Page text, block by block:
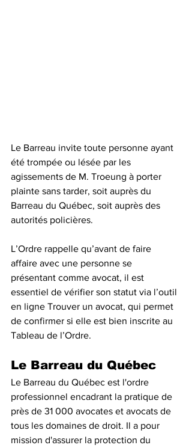
Le Barreau invite toute personne ayant
été trompée ou lésée par les
agissements de M. Troeung à porter
plainte sans tarder, soit auprès du
Barreau du Québec, soit auprès des
autorités policières.
L’Ordre rappelle qu’avant de faire
affaire avec une personne se
présentant comme avocat, il est
essentiel de vérifier son statut via l’outil
en ligne Trouver un avocat, qui permet
de confirmer si elle est bien inscrite au
Tableau de l’Ordre.
Le Barreau du Québec
Le Barreau du Québec est l'ordre
professionnel encadrant la pratique de
près de 31 000 avocates et avocats de
tous les domaines de droit. Il a pour
mission d'assurer la protection du